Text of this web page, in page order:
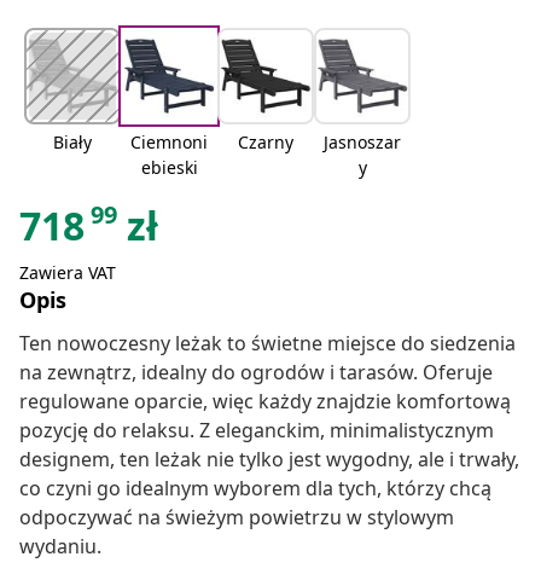
Biały
Ciemnoni
ebieski
Czarny
Jasnoszar
y
71899 zł
Zawiera VAT
Opis
Ten nowoczesny leżak to świetne miejsce do siedzenia
na zewnątrz, idealny do ogrodów i tarasów. Oferuje
regulowane oparcie, więc każdy znajdzie komfortową
pozycję do relaksu. Z eleganckim, minimalistycznym
designem, ten leżak nie tylko jest wygodny, ale i trwały,
co czyni go idealnym wyborem dla tych, którzy chcą
odpoczywać na świeżym powietrzu w stylowym
wydaniu.